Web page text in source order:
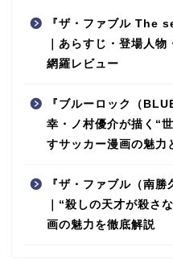
『ザ・ファブル The
｜あらすじ・登場人
網羅レビュー
『ブルーロック（
幸・ノ村優介が描く“
すサッカー漫画の魅力
『ザ・ファブル（南
｜“殺しの天才が殺さ
画の魅力を徹底解説